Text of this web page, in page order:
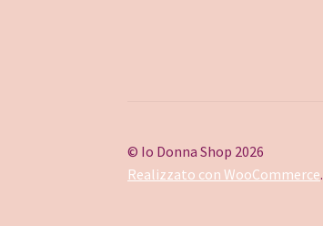
© Io Donna Shop 2026
Realizzato con WooCommerce.